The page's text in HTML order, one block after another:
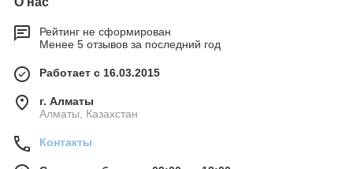
Рейтинг не сформирован
Менее 5 отзывов за последний год
Работает с 16.03.2015
г. Алматы
Алматы, Казахстан
Контакты